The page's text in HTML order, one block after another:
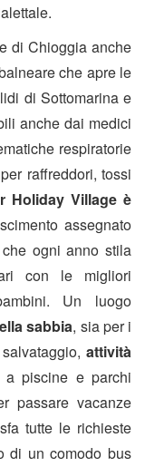
di Chioggia anche
che apre le
di Sottomarina e
anche dai medici
respiratorie
raffreddori, tossi
Holiday Village è
assegnato
ogni anno stila
con le migliori
Un luogo
sabbia, sia per i
attività
piscine e parchi
passare vacanze
tutte le richieste
di un comodo bus